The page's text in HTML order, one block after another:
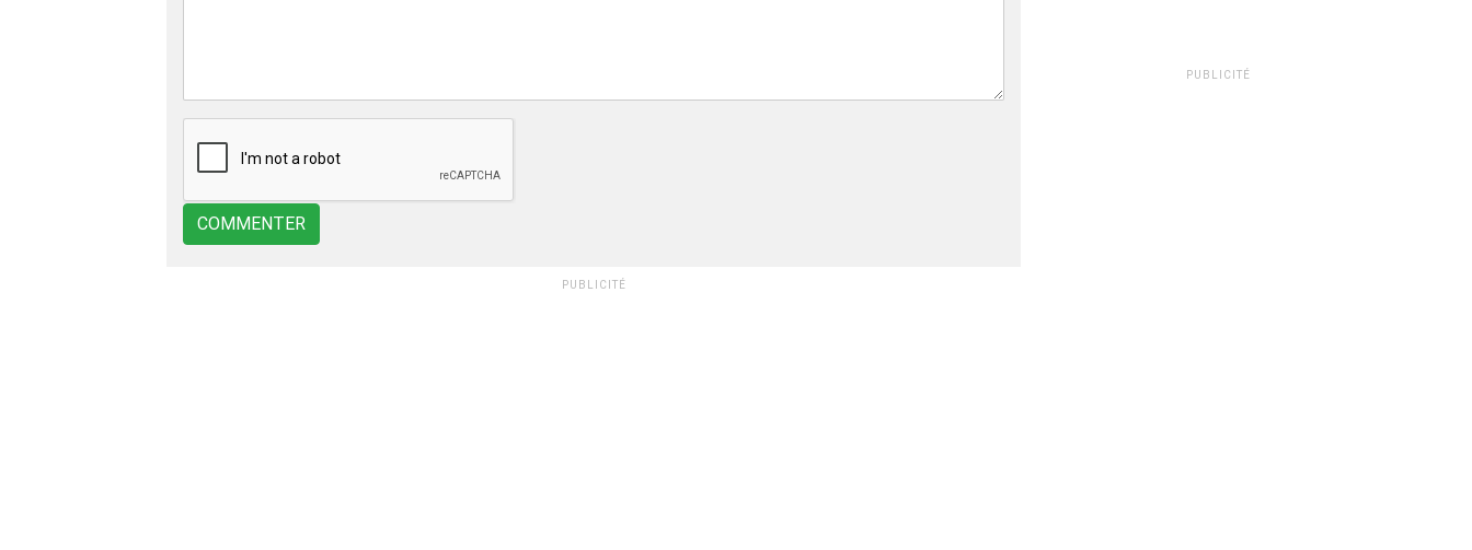
COMMENTER
PUBLICITÉ
PUBLICITÉ